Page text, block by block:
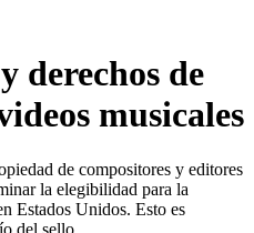
derechos de
musicales
de compositores y editores
la elegibilidad para la
Estados Unidos. Esto es
del sello